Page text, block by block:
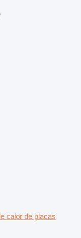
calor de placas